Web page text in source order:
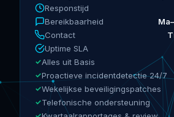
Responstijd
Bereikbaarheid
Contact
Uptime SLA
Alles uit Basis
Proactieve incidentdetectie 24/7
Wekelijkse beveiligingspatches
Telefonische ondersteuning